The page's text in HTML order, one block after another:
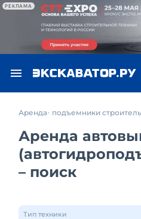
РЕКЛАМА
Аренда подъемники
Аренда
– поиск
Тип техники